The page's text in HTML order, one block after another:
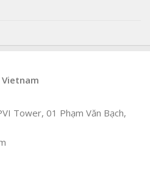
Vietnam
Tower, 01 Phạm Văn Bạch,